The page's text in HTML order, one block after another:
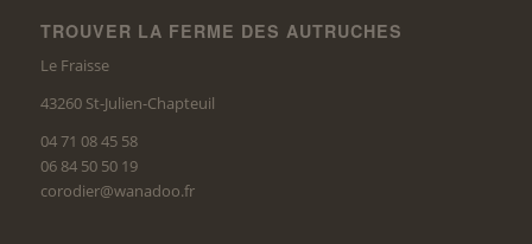
TROUVER LA FERME DES AUTRUCHES
Le Fraisse
43260 St-Julien-Chapteuil
04 71 08 45 58
06 84 50 50 19
corodier@wanadoo.fr